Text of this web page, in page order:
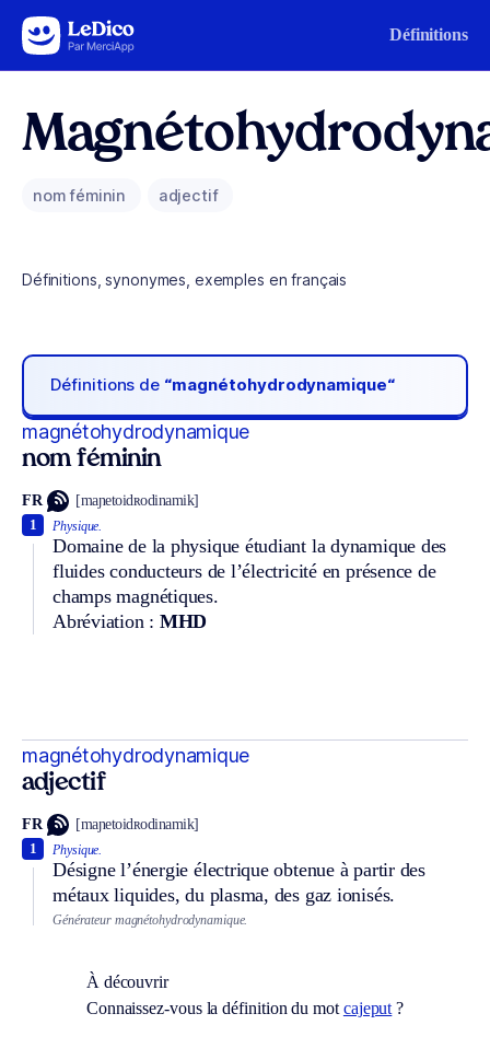
Aller au contenu Définitions
nom féminin adjectif
Définitions, synonymes, exemples en français
Définitions de “magnétohydrodynamique“
magnétohydrodynamique
nom féminin
FR [maɲetoidʀodinamik]
Physique.
Domaine de la physique étudiant la dynamique des
fluides conducteurs de l’électricité en présence de
champs magnétiques.
Abréviation : MHD
1
magnétohydrodynamique
adjectif
FR [maɲetoidʀodinamik]
Physique.
Désigne l’énergie électrique obtenue à partir des
métaux liquides, du plasma, des gaz ionisés.
1
Générateur magnétohydrodynamique.
À découvrir
Connaissez-vous la définition du mot cajeput ?